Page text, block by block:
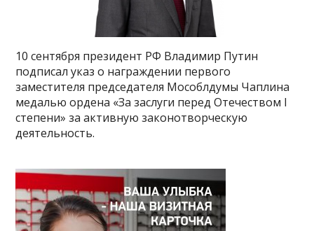
10 сентября президент РФ Владимир Путин
подписал указ о награждении первого
заместителя председателя Мособлдумы Чаплина
медалью ордена «За заслуги перед Отечеством I
степени» за активную законотворческую
деятельность.